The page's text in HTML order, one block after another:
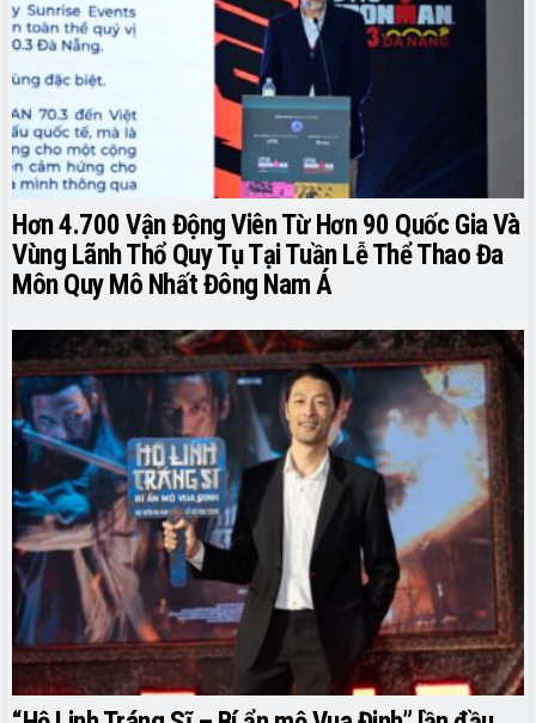
Hơn 4.700 Vận Động Viên Từ Hơn 90 Quốc Gia Và
Vùng Lãnh Thổ Quy Tụ Tại Tuần Lễ Thể Thao Đa
Môn Quy Mô Nhất Đông Nam Á